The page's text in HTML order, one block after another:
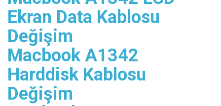
Ekran Data Kablosu
Değişim
Macbook A1342
Harddisk Kablosu
Değişim